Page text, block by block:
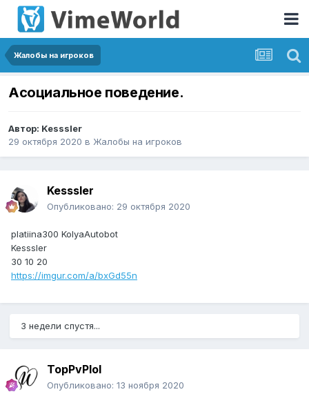
Жалобы на игроков
Асоциальное поведение.
Автор: Kesssler
29 октября 2020 в Жалобы на игроков
Kesssler
Опубликовано: 29 октября 2020
platiina300 KolyaAutobot
Kesssler
30 10 20
https://imgur.com/a/bxGd55n
3 недели спустя...
TopPvPlol
Опубликовано: 13 ноября 2020